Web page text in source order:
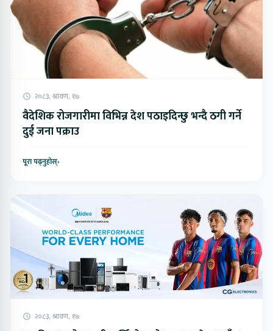
२०८३, श्रावण, १७
वैदेशिक रोजगारीमा विभिन्न देश पठाइदिन्छु भन्दै ठगी गर्ने
दुई जना पक्राउ
पूरा पढ्नुहोस्›
२०८३, श्रावण, १७